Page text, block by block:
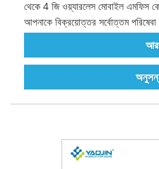
থেকে 4 জি ওয়্যারলেস মোবাইল এমফিস
আপনাকে বিক্রয়োত্তর সর্বোত্তম